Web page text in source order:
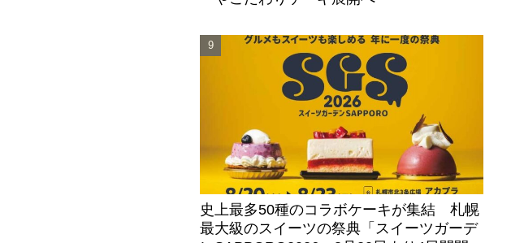
史上最多50種のコラボケーキが集結 札幌
最大級のスイーツの祭典「スイーツガーデ